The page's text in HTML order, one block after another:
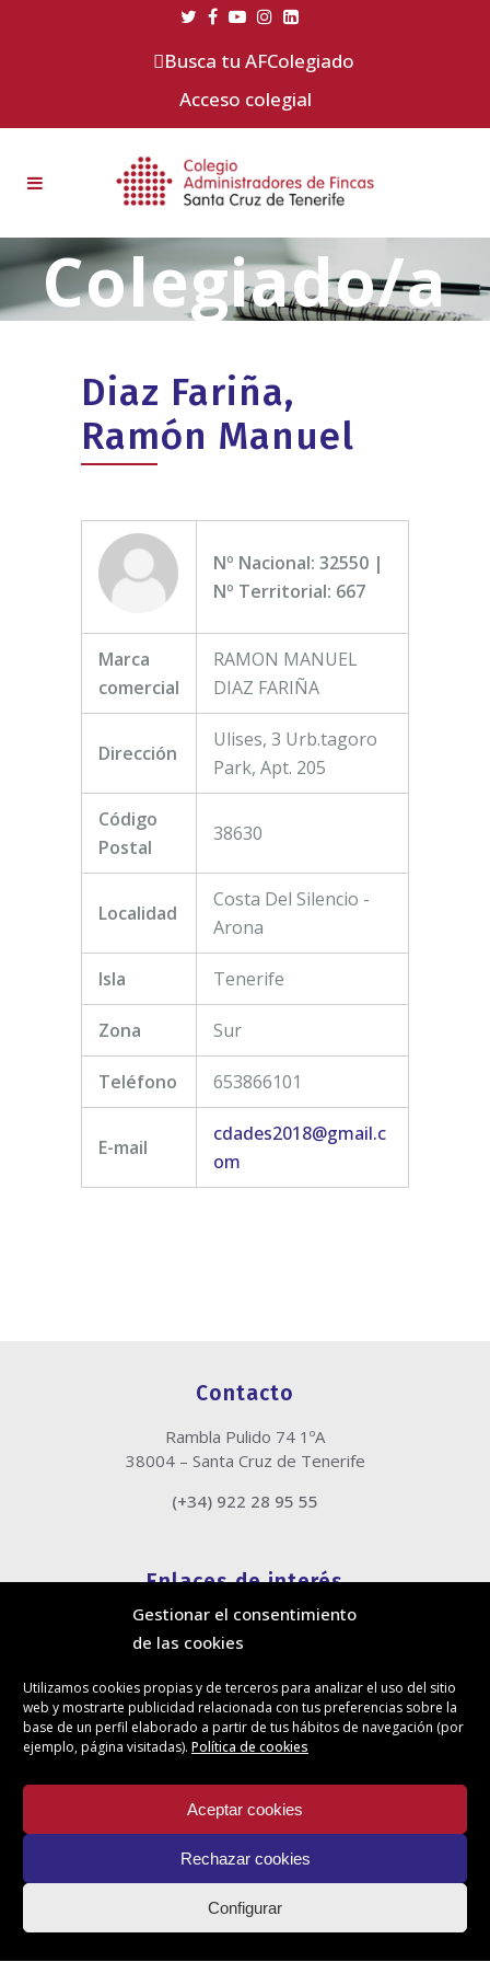
Gestionar el consentimiento
de las cookies
Utilizamos cookies propias y de terceros para analizar el uso del sitio
web y mostrarte publicidad relacionada con tus preferencias sobre la
base de un perfil elaborado a partir de tus hábitos de navegación (por
ejemplo, página visitadas). Política de cookies
Aceptar cookies
Rechazar cookies
Configurar
Busca tu AFColegiado
Acceso colegial
Diaz Fariña,
Ramón Manuel
Nº Nacional: 32550 |
Nº Territorial: 667
Marca
comercial
RAMON MANUEL
DIAZ FARIÑA
Dirección
Ulises, 3 Urb.tagoro
Park, Apt. 205
Código
Postal
38630
Localidad
Costa Del Silencio -
Arona
Isla Tenerife
Zona Sur
Teléfono 653866101
E-mail
cdades2018@gmail.c
om
Contacto
Rambla Pulido 74 1ºA
38004 – Santa Cruz de Tenerife
(+34) 922 28 95 55
Enlaces de interés
Política de cookies
Política de privacidad
Canal de denuncias
Protección de privacidad en redes sociales
Síguenos
Actualidad
Contacto